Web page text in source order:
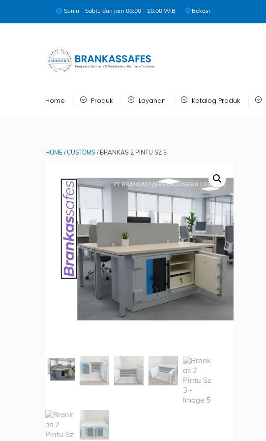
content
Senin – Sabtu dari jam 08:00 – 18:00 WIB Bekasi
Home Produk Layanan Katalog Produk
HOME /CUSTOMS / BRANKAS 2 PINTU SZ 3